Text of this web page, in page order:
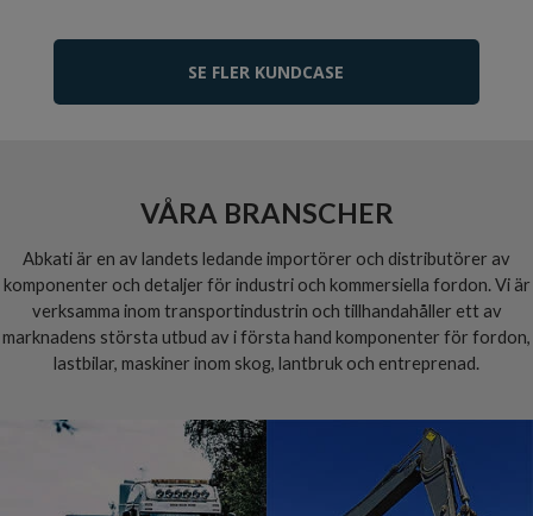
SE FLER KUNDCASE
VÅRA BRANSCHER
Abkati är en av landets ledande importörer och distributörer av
komponenter och detaljer för industri och kommersiella fordon. Vi är
verksamma inom transportindustrin och tillhandahåller ett av
marknadens största utbud av i första hand komponenter för fordon,
lastbilar, maskiner inom skog, lantbruk och entreprenad.